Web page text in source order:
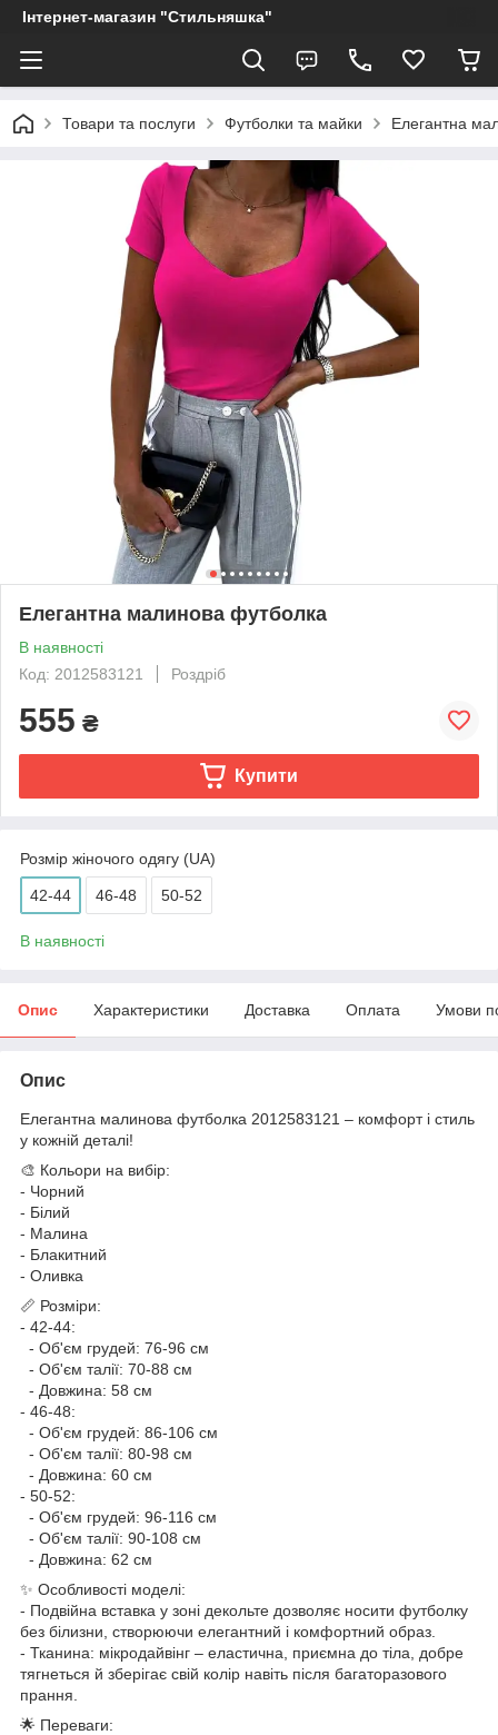
Інтернет-магазин "Стильняшка"
Товари та послуги Футболки та майки Елегантна
Елегантна малинова футболка
В наявності
Код: 2012583121
Роздріб
555 ₴
Купити
Розмір жіночого одягу (UA)
42-44 46-48 50-52
В наявності
Опис Характеристики Доставка Оплата Умови
Опис
Елегантна малинова футболка 2012583121 – комфорт і стиль
у кожній деталі!
🎨 Кольори на вибір:
- Чорний
- Білий
- Малина
- Блакитний
- Оливка
📏 Розміри:
- 42-44:
- Об'єм грудей: 76-96 см
- Об'єм талії: 70-88 см
- Довжина: 58 см
- 46-48:
- Об'єм грудей: 86-106 см
- Об'єм талії: 80-98 см
- Довжина: 60 см
- 50-52:
- Об'єм грудей: 96-116 см
- Об'єм талії: 90-108 см
- Довжина: 62 см
✨ Особливості моделі:
- Подвійна вставка у зоні декольте дозволяє носити футболку
без білизни, створюючи елегантний і комфортний образ.
- Тканина: мікродайвінг – еластична, приємна до тіла, добре
тягнеться й зберігає свій колір навіть після багаторазового
прання.
🌟 Переваги: